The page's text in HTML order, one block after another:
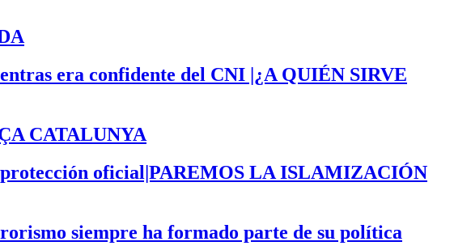
era confidente del CNI |¿A QUIÉN SIRVE
CATALUNYA
protección oficial|PAREMOS LA ISLAMIZACIÓN
siempre ha formado parte de su política